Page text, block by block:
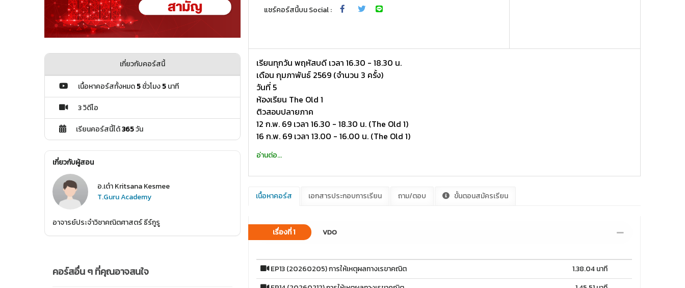
แชร์คอร์สนี้บน Social :
เรียนทุกวัน พฤหัสบดี เวลา 16.30 - 18.30 น.
เดือน กุมภาพันธ์ 2569 (จำนวน 3 ครั้ง)
วันที่ 5
ห้องเรียน The Old 1
ติวสอบปลายภาค
12 ก.พ. 69 เวลา 16.30 - 18.30 น. (The Old 1)
16 ก.พ. 69 เวลา 13.00 - 16.00 น. (The Old 1)
อ่านต่อ...
เนื้อหาคอร์ส เอกสารประกอบการเรียน ถาม/ตอบ ขั้นตอนสมัครเรียน
เรื่องที่ 1 VDO
EP13 (20260205) การให้เหตุผลทางเรขาคณิต
1.38.04 นาที
เกี่ยวกับคอร์สนี้
เนื้อหาคอร์สทั้งหมด5ชั่วโมง5นาที
3 วิดีโอ
เรียนคอร์สนี้ได้365วัน
เกี่ยวกับผู้สอน
อ.เต๋า Kritsana Kesmee
T.Guru Academy
อาจารย์ประจำวิชาคณิตศาสตร์ ธีร์กูรู
คอร์สอื่น ๆ ที่คุณอาจสนใจ